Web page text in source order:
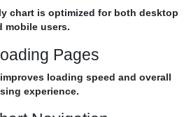
chart is optimized for both desktop
mobile users.
Pages
loading speed and overall
experience.